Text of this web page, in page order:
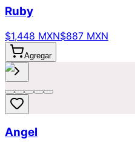
Ruby
$1,448 MXN$887 MXN
Agregar
Angel